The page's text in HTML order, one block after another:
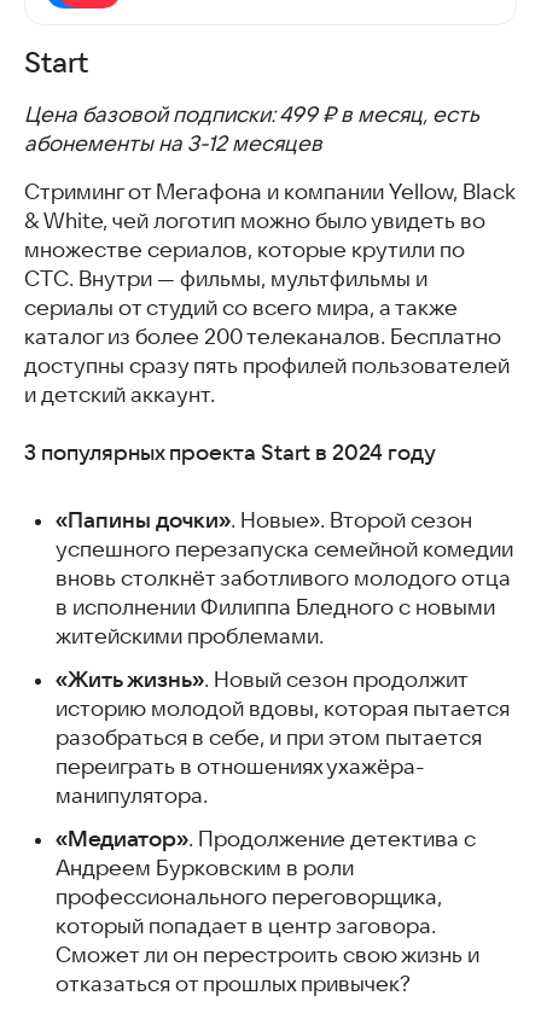
Start
Цена базовой подписки: 499 ₽ в месяц, есть
абонементы на 3-12 месяцев
Стриминг от Мегафона и компании Yellow, Black
& White, чей логотип можно было увидеть во
множестве сериалов, которые крутили по
СТС. Внутри — фильмы, мультфильмы и
сериалы от студий со всего мира, а также
каталог из более 200 телеканалов. Бесплатно
доступны сразу пять профилей пользователей
и детский аккаунт.
3 популярных проекта Start в 2024 году
«Папины дочки». Новые». Второй сезон
успешного перезапуска семейной комедии
вновь столкнёт заботливого молодого отца
в исполнении Филиппа Бледного с новыми
житейскими проблемами.
«Жить жизнь». Новый сезон продолжит
историю молодой вдовы, которая пытается
разобраться в себе, и при этом пытается
переиграть в отношениях ухажёра-
манипулятора.
«Медиатор». Продолжение детектива с
Андреем Бурковским в роли
профессионального переговорщика,
который попадает в центр заговора.
Сможет ли он перестроить свою жизнь и
отказаться от прошлых привычек?